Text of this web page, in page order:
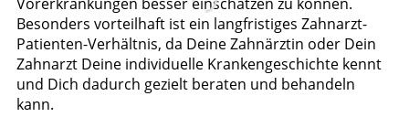
Besonders vorteilhaft ist ein langfristiges Zahnarzt-
Patienten-Verhältnis, da Deine Zahnärztin oder Dein
Zahnarzt Deine individuelle Krankengeschichte kennt
und Dich dadurch gezielt beraten und behandeln
kann.